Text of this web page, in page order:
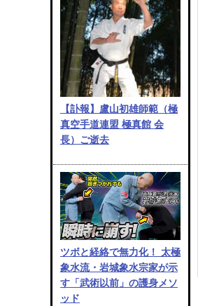
【訃報】盧山初雄師範（極
真空手道連盟 極真館 会
長）ご逝去
ツボと経絡で無力化！ 太極
象水流・岩城象水宗家が示
す「武術以前」の護身メソ
ッド